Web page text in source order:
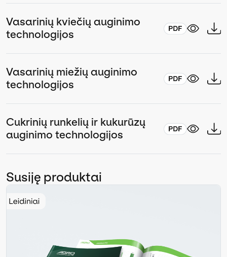
Vasarinių kviečių auginimo
technologijos
Vasarinių miežių auginimo
technologijos
Cukrinių runkelių ir kukurūzų
auginimo technologijos
Susiję produktai